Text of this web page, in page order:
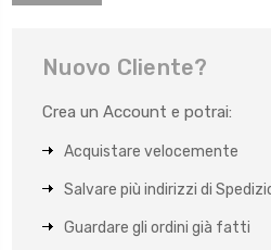
Nuovo Cliente?
Crea un Account e potrai:
Acquistare velocemente
Salvare più indirizzi di
Guardare gli ordini già fatti